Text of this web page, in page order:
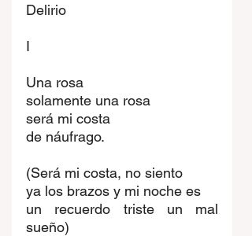
Delirio
I
Una rosa
solamente una rosa
será mi costa
de náufrago.
(Será mi costa, no siento
ya los brazos y mi noche es
un recuerdo triste un mal
sueño)